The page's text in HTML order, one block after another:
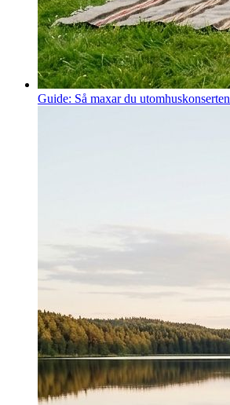
Guide: Så maxar du utomhuskonserten